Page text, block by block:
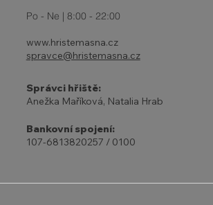
Po - Ne | 8:00 - 22:00
www.hristemasna.cz
spravce@hristemasna.cz
Správci hřiště:
Anežka Maříková, Natalia Hrab
Bankovní spojení:
107-6813820257 / 0100